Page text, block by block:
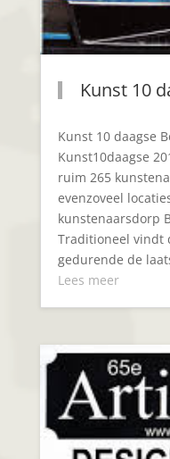
Kunst 10
Kunst 10 daagse
Kunst10daagse
ruim 265
evenzoveel
kunstenaarsdorp
Traditioneel vindt
gedurende de
Lees meer